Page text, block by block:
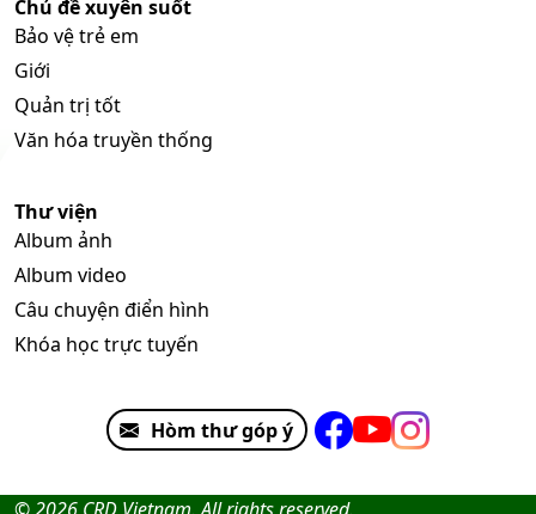
Chủ đề xuyên suốt
Bảo vệ trẻ em
Giới
Quản trị tốt
Văn hóa truyền thống
Thư viện
Album ảnh
Album video
Câu chuyện điển hình
Khóa học trực tuyến
Hòm thư góp ý